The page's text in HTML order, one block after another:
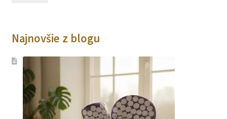
Najnovšie z blogu